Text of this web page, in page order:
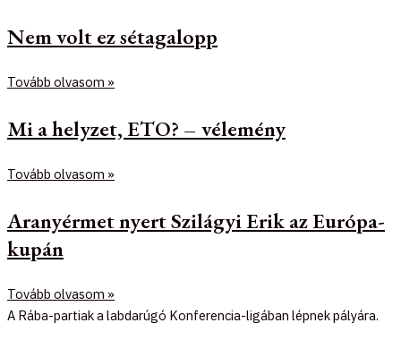
Nem volt ez sétagalopp
Tovább olvasom »
Mi a helyzet, ETO? – vélemény
Tovább olvasom »
Aranyérmet nyert Szilágyi Erik az Európa-
kupán
Tovább olvasom »
A Rába-partiak a labdarúgó Konferencia-ligában lépnek pályára.